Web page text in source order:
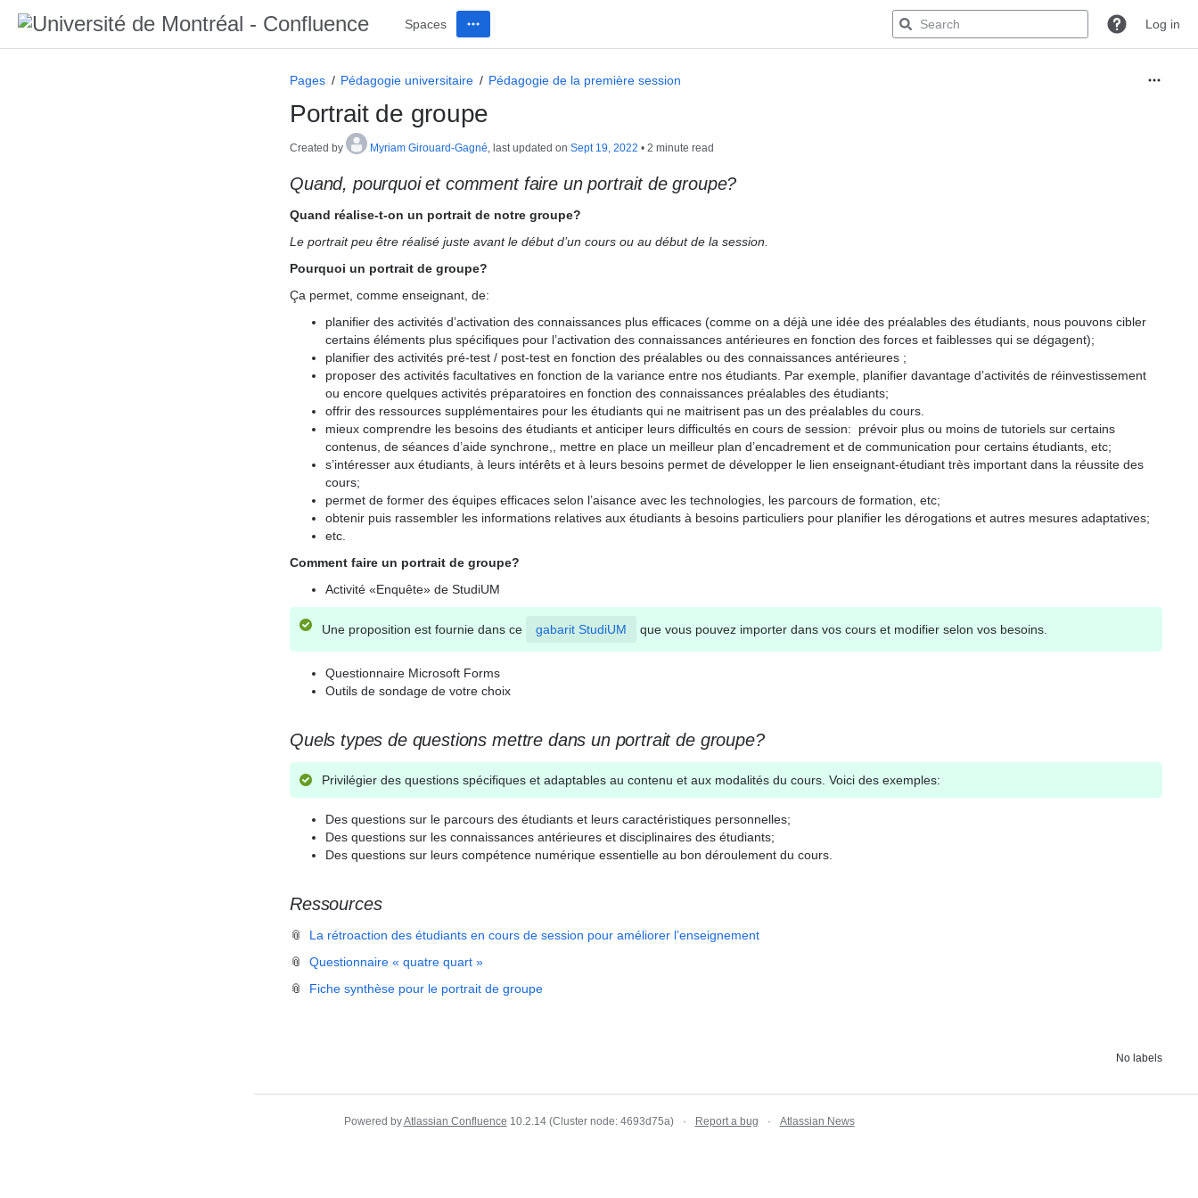
Spaces Log in
Pages Pédagogie universitaire Pédagogie de la première session
Portrait de groupe
Created by Myriam Girouard-Gagné, last updated on Sept 19, 2022 2 minute read
Quand, pourquoi et comment faire un portrait de groupe?
Quand réalise-t-on un portrait de notre groupe?
Le portrait peu être réalisé juste avant le début d’un cours ou au début de la session.
Pourquoi un portrait de groupe?
Ça permet, comme enseignant, de:
planifier des activités d’activation des connaissances plus efficaces (comme on a déjà une idée des préalables des étudiants, nous pouvons cibler
certains éléments plus spécifiques pour l’activation des connaissances antérieures en fonction des forces et faiblesses qui se dégagent);
planifier des activités pré-test / post-test en fonction des préalables ou des connaissances antérieures ;
proposer des activités facultatives en fonction de la variance entre nos étudiants. Par exemple, planifier davantage d’activités de réinvestissement
ou encore quelques activités préparatoires en fonction des connaissances préalables des étudiants;
offrir des ressources supplémentaires pour les étudiants qui ne maitrisent pas un des préalables du cours.
mieux comprendre les besoins des étudiants et anticiper leurs difficultés en cours de session: prévoir plus ou moins de tutoriels sur certains
contenus, de séances d’aide synchrone,, mettre en place un meilleur plan d’encadrement et de communication pour certains étudiants, etc;
s’intéresser aux étudiants, à leurs intérêts et à leurs besoins permet de développer le lien enseignant-étudiant très important dans la réussite des
cours;
permet de former des équipes efficaces selon l’aisance avec les technologies, les parcours de formation, etc;
obtenir puis rassembler les informations relatives aux étudiants à besoins particuliers pour planifier les dérogations et autres mesures adaptatives;
etc.
Comment faire un portrait de groupe?
Activité «Enquête» de StudiUM
Une proposition est fournie dans ce gabarit StudiUM que vous pouvez importer dans vos cours et modifier selon vos besoins.
Questionnaire Microsoft Forms
Outils de sondage de votre choix
Quels types de questions mettre dans un portrait de groupe?
Privilégier des questions spécifiques et adaptables au contenu et aux modalités du cours. Voici des exemples:
Des questions sur le parcours des étudiants et leurs caractéristiques personnelles;
Des questions sur les connaissances antérieures et disciplinaires des étudiants;
Des questions sur leurs compétence numérique essentielle au bon déroulement du cours.
Ressources
📎 La rétroaction des étudiants en cours de session pour améliorer l’enseignement
📎 Questionnaire « quatre quart »
📎 Fiche synthèse pour le portrait de groupe
No labels
Powered byAtlassian Confluence 10.2.14 (Cluster node: 4693d75a) Report a bug Atlassian News